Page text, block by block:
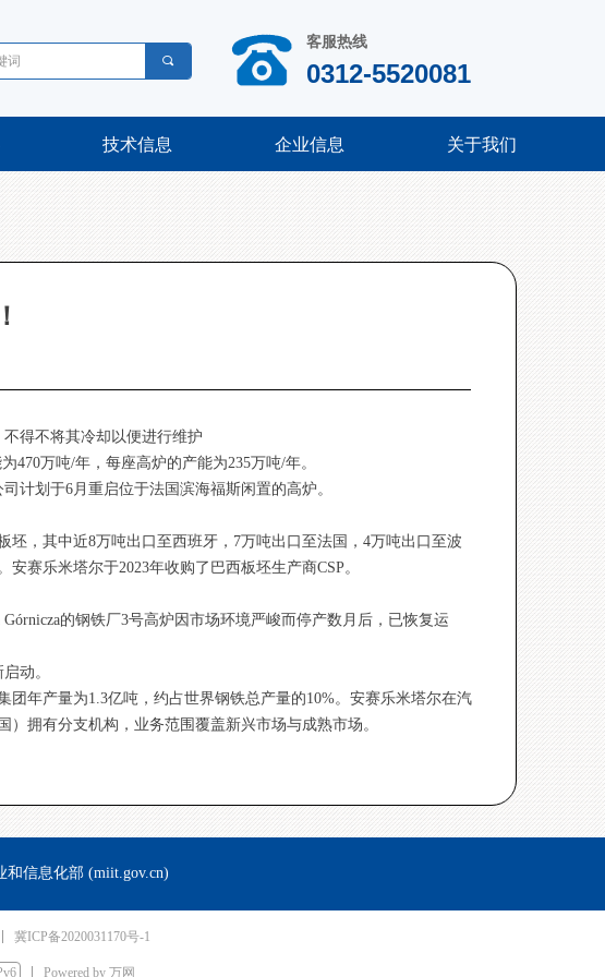
客服热线
0312-5520081
끠
技术信息 企业信息 关于我们
得不将其冷却以便进行维护
万吨/年，每座高炉的产能为235万吨/年。
计划于6月重启位于法国滨海福斯闲置的高炉。
，其中近8万吨出口至西班牙，7万吨出口至法国，4万吨出口至波
赛乐米塔尔于2023年收购了巴西板坯生产商CSP。
的钢铁厂3号高炉因市场环境严峻而停产数月后，已恢复运
动。
年产量为1.3亿吨，约占世界钢铁总产量的10%。安赛乐米塔尔在汽
拥有分支机构，业务范围覆盖新兴市场与成熟市场。
和信息化部 (miit.gov.cn)
冀ICP备2020031170号-1
Powered by 万网